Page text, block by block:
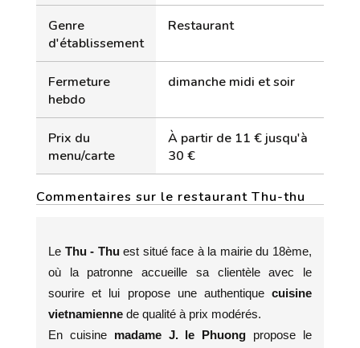
Genre
d'établissement
Restaurant
Fermeture
hebdo
dimanche midi et soir
Prix du
menu/carte
À partir de 11 € jusqu'à
30 €
Commentaires sur le restaurant Thu-thu
Le Thu - Thuest situé face à la mairie du 18ème,
où la patronne accueille sa clientèle avec le
sourire et lui propose une authentique cuisine
vietnamienne de qualité à prix modérés.
En cuisine madame J. le Phuong propose le